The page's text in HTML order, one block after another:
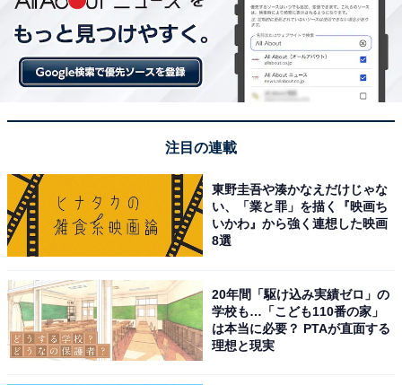
1位：杏／94票
View this post on Instagram
注目の連載
東野圭吾や湊かなえだけじゃな
い、「業と罪」を描く『映画ち
いかわ』から強く連想した映画
8選
20年間「駆け込み実績ゼロ」の
学校も…「こども110番の家」
は本当に必要？ PTAが直面する
理想と現実